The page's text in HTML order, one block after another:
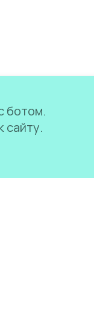
ботом.
сайту.